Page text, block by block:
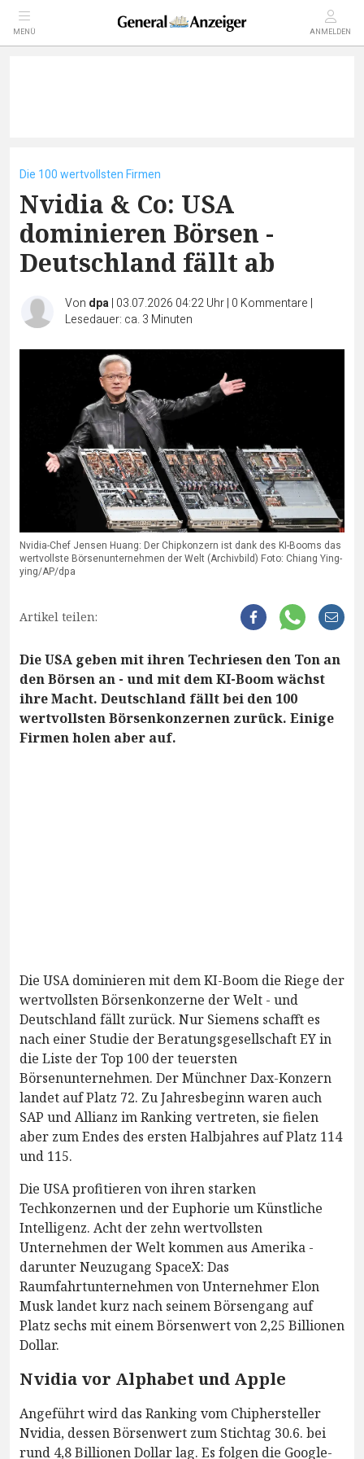
MENÜ ANMELDEN
Die 100 wertvollsten Firmen
Nvidia & Co: USA
dominieren Börsen -
Deutschland fällt ab
Von dpa| 03.07.2026 04:22 Uhr| 0 Kommentare |
Lesedauer: ca. 3 Minuten
Nvidia-Chef Jensen Huang: Der Chipkonzern ist dank des KI-Booms das
wertvollste Börsenunternehmen der Welt (Archivbild) Foto: Chiang Ying-
ying/AP/dpa
Artikel teilen:
Die USA geben mit ihren Techriesen den Ton an
den Börsen an - und mit dem KI-Boom wächst
ihre Macht. Deutschland fällt bei den 100
wertvollsten Börsenkonzernen zurück. Einige
Firmen holen aber auf.
Die USA dominieren mit dem KI-Boom die Riege der
wertvollsten Börsenkonzerne der Welt - und
Deutschland fällt zurück. Nur Siemens schafft es
nach einer Studie der Beratungsgesellschaft EY in
die Liste der Top 100 der teuersten
Börsenunternehmen. Der Münchner Dax-Konzern
landet auf Platz 72. Zu Jahresbeginn waren auch
SAP und Allianz im Ranking vertreten, sie fielen
aber zum Endes des ersten Halbjahres auf Platz 114
und 115.
Die USA profitieren von ihren starken
Techkonzernen und der Euphorie um Künstliche
Intelligenz. Acht der zehn wertvollsten
Unternehmen der Welt kommen aus Amerika -
darunter Neuzugang SpaceX: Das
Raumfahrtunternehmen von Unternehmer Elon
Musk landet kurz nach seinem Börsengang auf
Platz sechs mit einem Börsenwert von 2,25 Billionen
Dollar.
Nvidia vor Alphabet und Apple
Angeführt wird das Ranking vom Chiphersteller
Nvidia, dessen Börsenwert zum Stichtag 30.6. bei
rund 4,8 Billionen Dollar lag. Es folgen die Google-